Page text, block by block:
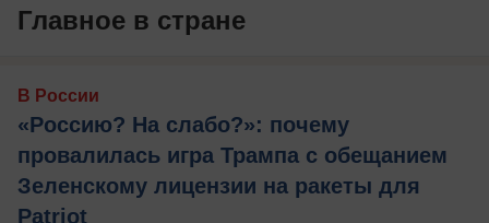
Главное в стране
В России
«Россию? На слабо?»: почему
провалилась игра Трампа с обещанием
Зеленскому лицензии на ракеты для
Patriot